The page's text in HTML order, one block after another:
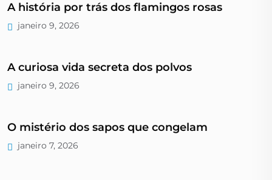
A história por trás dos flamingos rosas
janeiro 9, 2026
A curiosa vida secreta dos polvos
janeiro 9, 2026
O mistério dos sapos que congelam
janeiro 7, 2026